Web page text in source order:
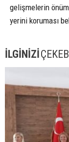
gelişmelerin
yerini koruması
İLGİNİZİ